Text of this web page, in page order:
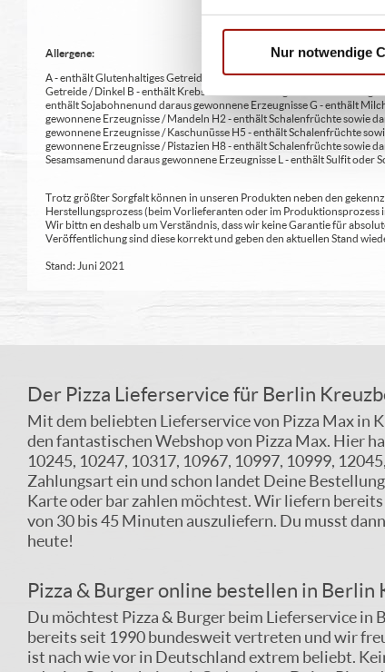
Nur notwendige
Allergene:
A - enthält Glutenhaltiges Getreide A1 - enthält glutenhaltiges Getreide
Getreide / Dinkel B - enthält Krebstiere und daraus gewonnene
enthält Sojabohnen und daraus gewonnene Erzeugnisse G - enthält
gewonnene Erzeugnisse / Mandeln H2 - enthält Schalenfrüchte sowie
gewonnene Erzeugnisse / Kaschunüsse H5 - enthält Schalenfrüchte
gewonnene Erzeugnisse / Pistazien H8 - enthält Schalenfrüchte sowie
Sesamsamen und daraus gewonnene Erzeugnisse L - enthält Sulfit
Trotz größter Sorgfalt können in unseren Produkten neben den
Herstellungsprozess (beim Vorlieferanten oder im
Wir bittn en deshalb um Verständnis, dass wir keine Garantie für
Veröffentlichung sind diese korrekt und geben den aktuellen Stand
Stand: Juni 2021
Der Pizza Lieferservice für Berlin
Mit dem beliebten Lieferservice von Pizza Max in
den fantastischen Webshop von Pizza Max. Hier
10245, 10247, 10317, 10967, 10997, 10999,
Zahlungsart ein und schon landet Deine
Karte oder bar zahlen möchtest. Wir liefern
von 30 bis 45 Minuten auszuliefern. Du musst
heute!
Pizza & Burger online bestellen in
Du möchtest Pizza & Burger beim Lieferservice in
bereits seit 1990 bundesweit vertreten und wir
ist nach wie vor in Deutschland extrem beliebt.